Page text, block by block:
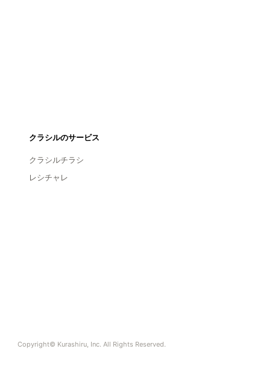
クラシルのサービス
クラシルチラシ
レシチャレ
Copyright© Kurashiru, Inc. All Rights Reserved.